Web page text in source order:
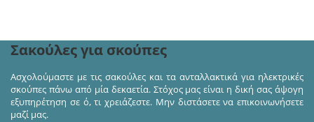
Σακούλες για σκούπες
Ασχολούμαστε με τις σακούλες και τα ανταλλακτικά για ηλεκτρικές
σκούπες πάνω από μία δεκαετία. Στόχος μας είναι η δική σας άψογη
εξυπηρέτηση σε ό, τι χρειάζεστε. Μην διστάσετε να επικοινωνήσετε
μαζί μας.